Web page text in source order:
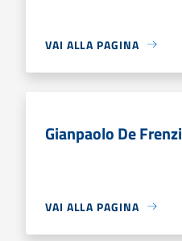
VAI ALLA PAGINA
Gianpaolo De Frenzi
VAI ALLA PAGINA